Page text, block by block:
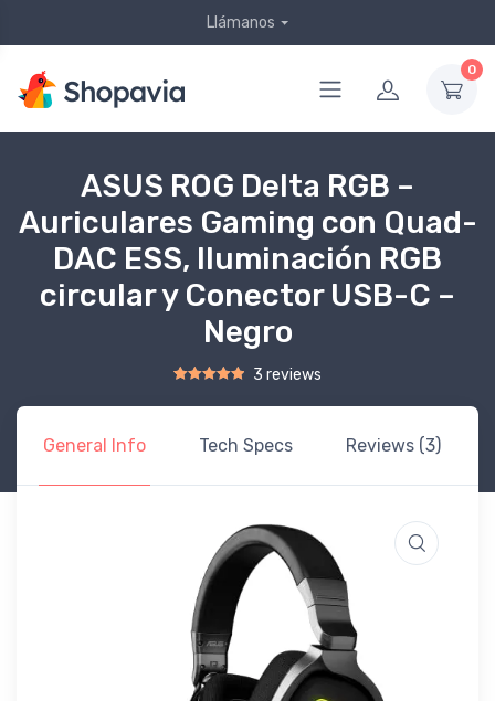
Llámanos
0
ASUS ROG Delta RGB –
Auriculares Gaming con Quad-
DAC ESS, Iluminación RGB
circular y Conector USB-C –
Negro
Rated5.00out of 5 based on
2 customer ratings
3 reviews
General Info Tech Specs Reviews (3)